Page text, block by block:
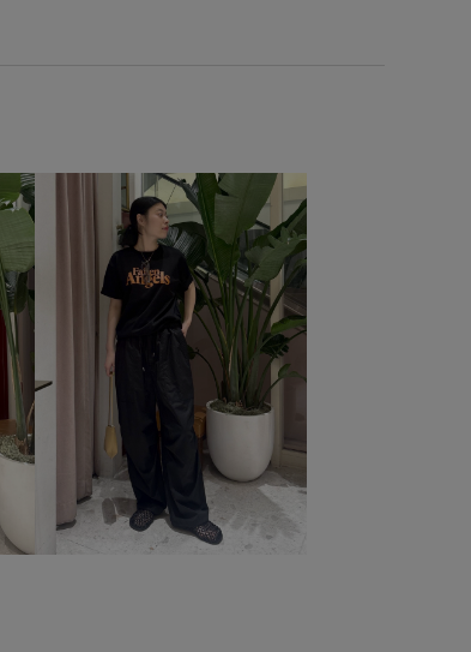
シルエット スラックス セットアップ
ム合わせ トップス トレンド感 ナチュラル
ル マニッシュ ムラ感 メンズライク
ヴィンテージ
伸縮性 光沢感 巻きスカート
エット 着回しやすい
自然なムラ感 華やか 薄手 透け感